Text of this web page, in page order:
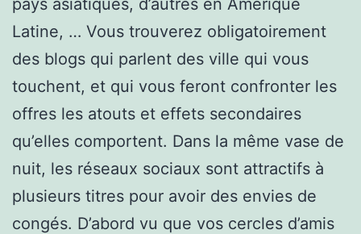
Latine, … Vous trouverez obligatoirement
des blogs qui parlent des ville qui vous
touchent, et qui vous feront confronter les
offres les atouts et effets secondaires
qu’elles comportent. Dans la même vase de
nuit, les réseaux sociaux sont attractifs à
plusieurs titres pour avoir des envies de
congés. D’abord vu que vos cercles d’amis